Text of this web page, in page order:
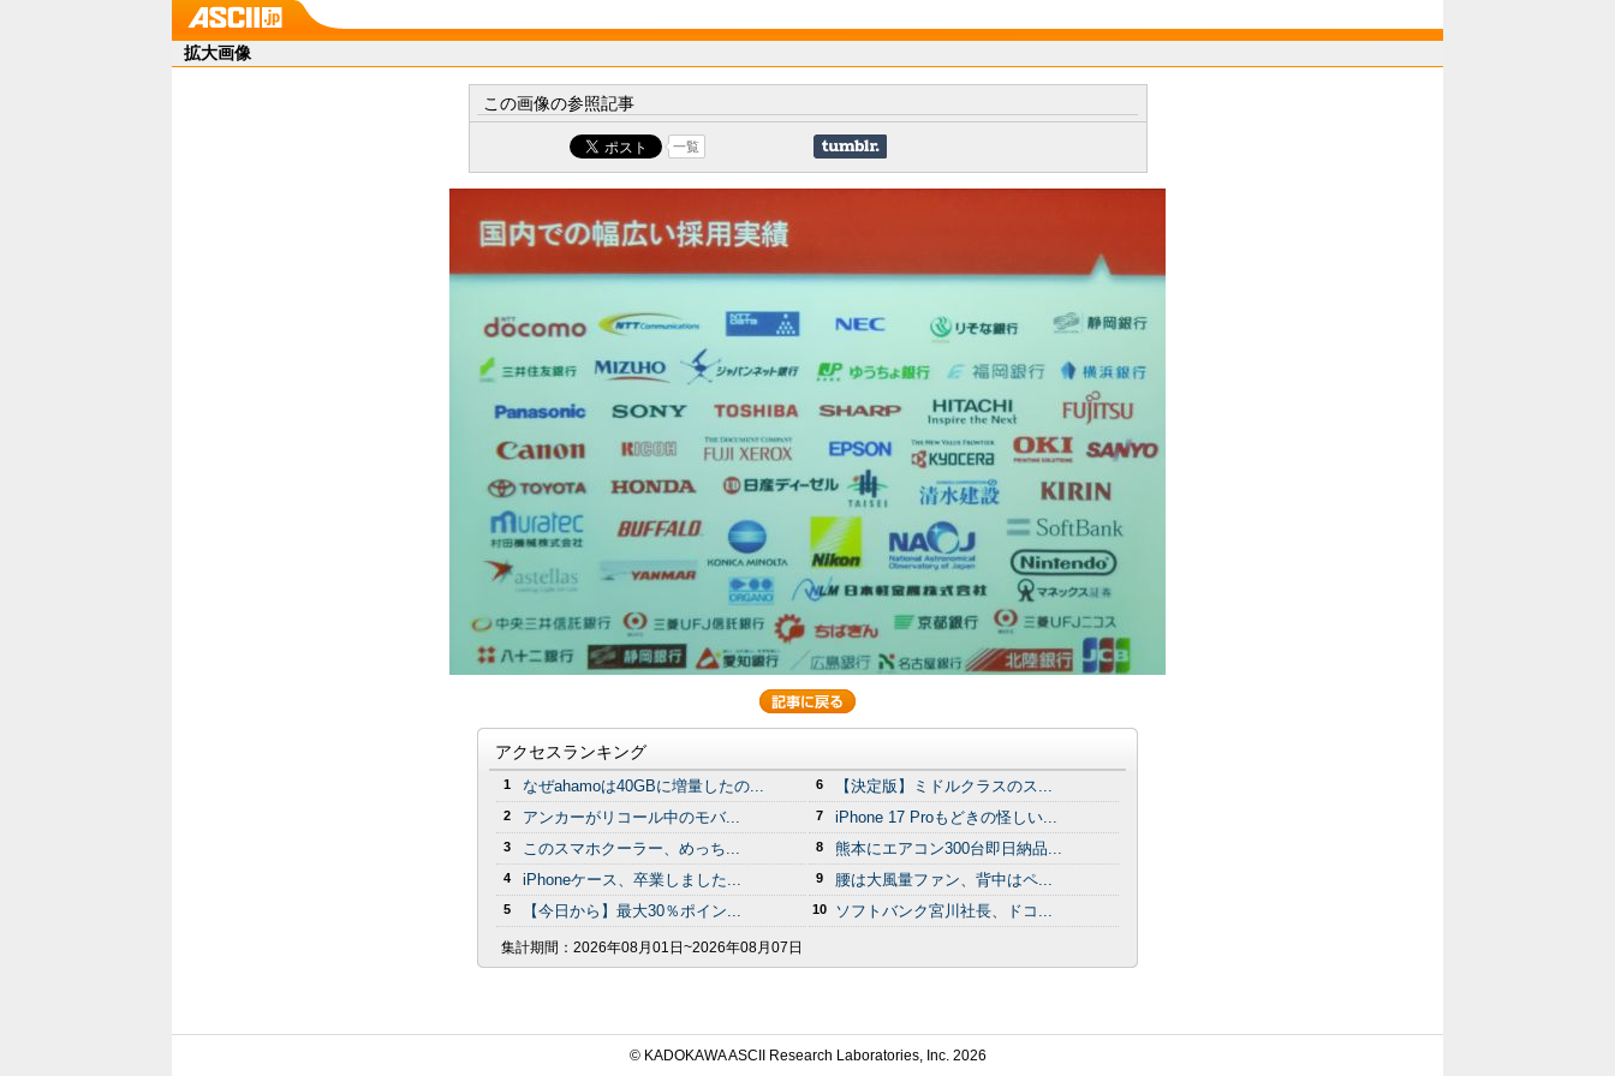
拡大画像
この画像の参照記事
一覧
アクセスランキング
1 なぜahamoは40GBに増量したの...
2 アンカーがリコール中のモバ...
3 このスマホクーラー、めっち...
4 iPhoneケース、卒業しました...
5 【今日から】最大30％ポイン...
6 【決定版】ミドルクラスのス...
7 iPhone 17 Proもどきの怪しい...
8 熊本にエアコン300台即日納品...
9 腰は大風量ファン、背中はペ...
10 ソフトバンク宮川社長、ドコ...
集計期間： 2026年08月01日~2026年08月07日
© KADOKAWA ASCII Research Laboratories, Inc. 2026